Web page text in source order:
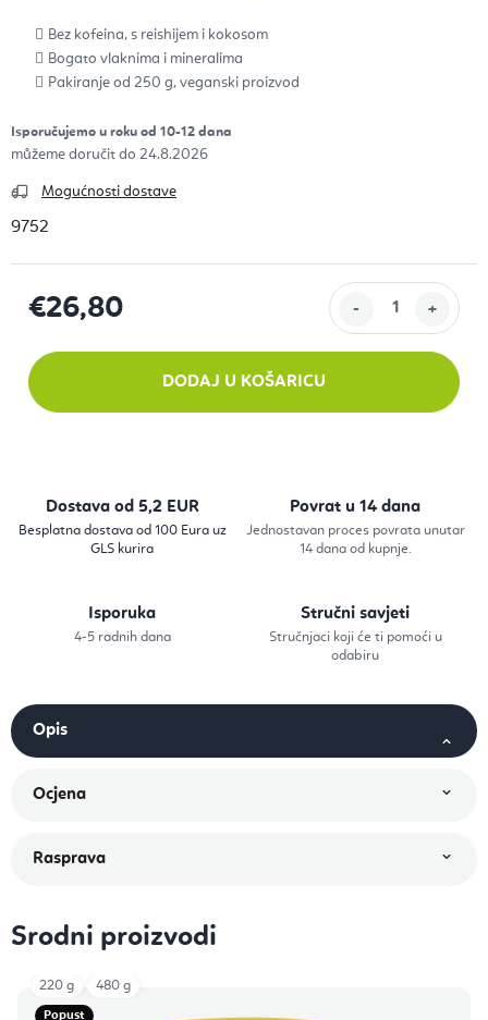
Bez kofeina, s reishijem i kokosom
Bogato vlaknima i mineralima
Pakiranje od 250 g, veganski proizvod
Isporučujemo u roku od 10-12 dana
24.8.2026
Mogućnosti dostave
9752
€26,80
DODAJ U KOŠARICU
Dostava od 5,2 EUR
Besplatna dostava od 100 Eura uz
GLS kurira
Povrat u 14 dana
Jednostavan proces povrata unutar
14 dana od kupnje.
Isporuka
4-5 radnih dana
Stručni savjeti
Stručnjaci koji će ti pomoći u
odabiru
Srodni proizvodi
Popust
220 g 480 g